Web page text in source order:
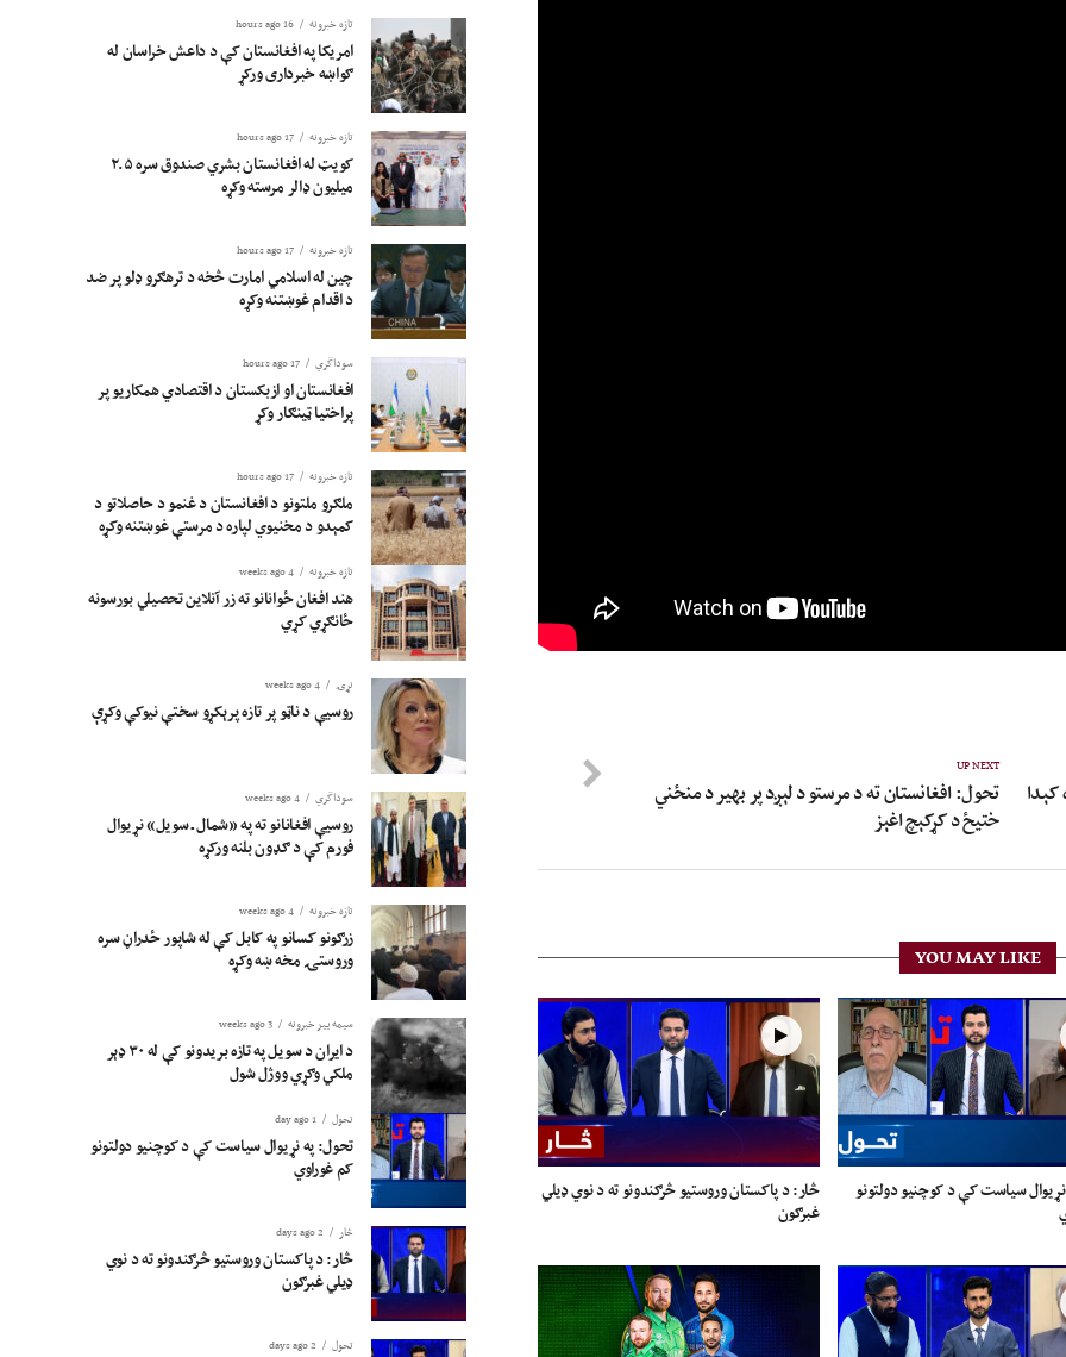
UP NEXT
تحول: افغانستان ته د مرستو د لېږد پر بهیر د منځني
ختیځ د کړکېچ اغېز
YOU MAY LIKE
سیاست کې د کوچنیو دولتونو
څار: د پاکستان وروستیو څرګندونو ته د نوي ډیلي
غبرګون
تازه خبرونه 16 hours ago
امریکا په افغانستان کې د داعش خراسان له
ګواښه خبرداری ورکړ
تازه خبرونه 17 hours ago
کویټ له افغانستان بشري صندوق سره ۲.۵
میلیون ډالر مرسته وکړه
تازه خبرونه 17 hours ago
چین له اسلامي امارت څخه د ترهګرو ډلو پر ضد
د اقدام غوښتنه وکړه
سوداگري 17 hours ago
افغانستان او ازبکستان د اقتصادي همکاریو پر
پراختیا ټینګار وکړ
تازه خبرونه 17 hours ago
ملګرو ملتونو د افغانستان د غنمو د حاصلاتو د
کمېدو د مخنیوي لپاره د مرستې غوښتنه وکړه
تازه خبرونه 4 weeks ago
هند افغان ځوانانو ته زر آنلاین تحصیلي بورسونه
ځانګړي کړي
نړۍ 4 weeks ago
روسیې د ناټو پر تازه پرېکړو سختې نیوکې وکړې
سوداگري 4 weeks ago
روسیې افغانانو ته په «شمال ـ سویل» نړیوال
فورم کې د ګډون بلنه ورکړه
تازه خبرونه 4 weeks ago
زرګونو کسانو په کابل کې له شاپور ځدراڼ سره
وروستۍ مخه ښه وکړه
سیمه ییز خبرونه 3 weeks ago
د ایران د سویل په تازه بریدونو کې له ۳۰ ډېر
ملکي وګړي ووژل شول
تحول 1 day ago
تحول: په نړیوال سیاست کې د کوچنیو دولتونو
کم غوراوي
څار 2 days ago
څار: د پاکستان وروستیو څرګندونو ته د نوي
ډیلي غبرګون
تحول 2 days ago